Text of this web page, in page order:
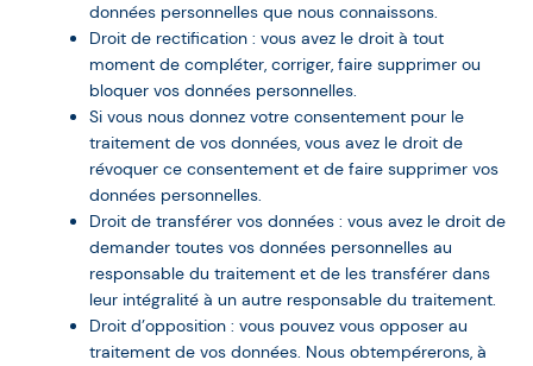
données personnelles que nous connaissons.
Droit de rectification : vous avez le droit à tout
moment de compléter, corriger, faire supprimer ou
bloquer vos données personnelles.
Si vous nous donnez votre consentement pour le
traitement de vos données, vous avez le droit de
révoquer ce consentement et de faire supprimer vos
données personnelles.
Droit de transférer vos données : vous avez le droit de
demander toutes vos données personnelles au
responsable du traitement et de les transférer dans
leur intégralité à un autre responsable du traitement.
Droit d’opposition : vous pouvez vous opposer au
traitement de vos données. Nous obtempérerons, à